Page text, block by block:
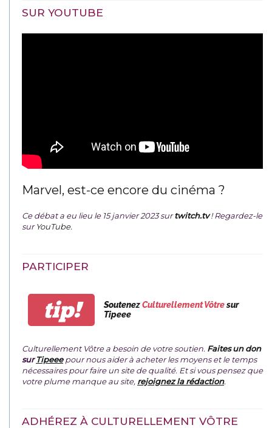
SUR YOUTUBE
Marvel, est-ce encore du cinéma ?
Ce débat a eu lieu le 15 janvier 2023 surtwitch.tv ! Regardez-le
surYouTube.
PARTICIPER
tip! SoutenezCulturellement Vôtresur
Tipeee
Culturellement Vôtre a besoin de votre soutien. Faites un don
surTipeeepour nous aider à acheter les moyens et le temps
nécessaires pour faire un site de qualité. Et si vous pensez que
votre plume manque au site, rejoignez la rédaction.
ADHÉREZ À CULTURELLEMENT VÔTRE